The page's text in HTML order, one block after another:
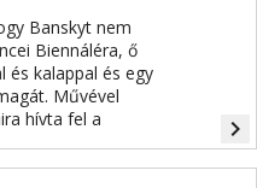
Banskyt nem
Biennáléra, ő
és kalappal és egy
Művével
hívta fel a
navigate_next